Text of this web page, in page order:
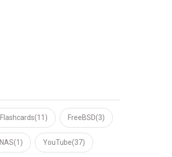
Flashcards(11) FreeBSD(3)
NAS(1) YouTube(37)